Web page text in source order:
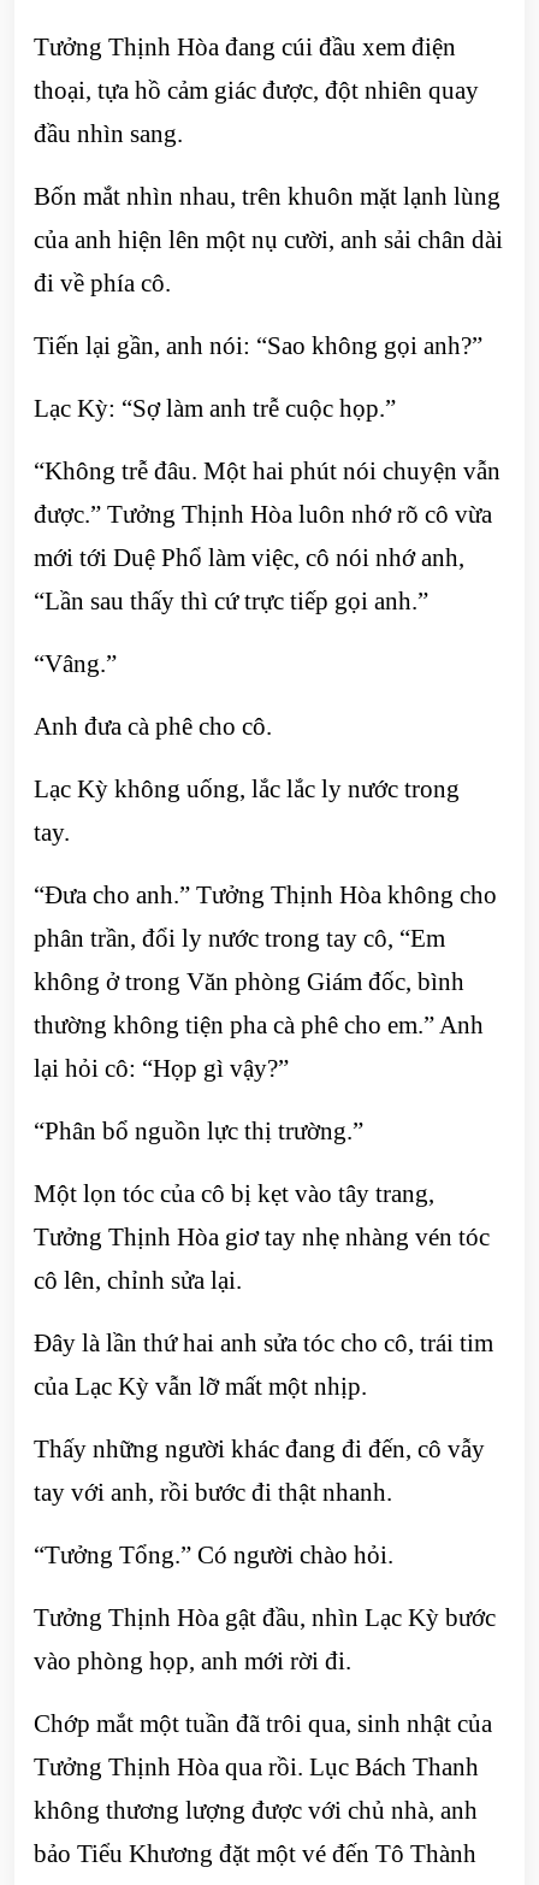
Tưởng Thịnh Hòa đang cúi đầu xem điện
thoại, tựa hồ cảm giác được, đột nhiên quay
đầu nhìn sang.
Bốn mắt nhìn nhau, trên khuôn mặt lạnh lùng
của anh hiện lên một nụ cười, anh sải chân dài
đi về phía cô.
Tiến lại gần, anh nói: “Sao không gọi anh?”
Lạc Kỳ: “Sợ làm anh trễ cuộc họp.”
“Không trễ đâu. Một hai phút nói chuyện vẫn
được.” Tưởng Thịnh Hòa luôn nhớ rõ cô vừa
mới tới Duệ Phổ làm việc, cô nói nhớ anh,
“Lần sau thấy thì cứ trực tiếp gọi anh.”
“Vâng.”
Anh đưa cà phê cho cô.
Lạc Kỳ không uống, lắc lắc ly nước trong
tay.
“Đưa cho anh.” Tưởng Thịnh Hòa không cho
phân trần, đổi ly nước trong tay cô, “Em
không ở trong Văn phòng Giám đốc, bình
thường không tiện pha cà phê cho em.” Anh
lại hỏi cô: “Họp gì vậy?”
“Phân bổ nguồn lực thị trường.”
Một lọn tóc của cô bị kẹt vào tây trang,
Tưởng Thịnh Hòa giơ tay nhẹ nhàng vén tóc
cô lên, chỉnh sửa lại.
Đây là lần thứ hai anh sửa tóc cho cô, trái tim
của Lạc Kỳ vẫn lỡ mất một nhịp.
Thấy những người khác đang đi đến, cô vẫy
tay với anh, rồi bước đi thật nhanh.
“Tưởng Tổng.” Có người chào hỏi.
Tưởng Thịnh Hòa gật đầu, nhìn Lạc Kỳ bước
vào phòng họp, anh mới rời đi.
Chớp mắt một tuần đã trôi qua, sinh nhật của
Tưởng Thịnh Hòa qua rồi. Lục Bách Thanh
không thương lượng được với chủ nhà, anh
bảo Tiểu Khương đặt một vé đến Tô Thành